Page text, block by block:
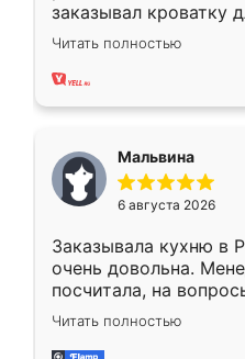
заказывал кроватку
ребёнка при его
заказал шкаф-купе.
хорошее сборка
меньше, здесь же он
Мне нравится ,если
мебели буду
Читать полностью
Мальвина
6 августа 2026
Заказывала кухню в
очень довольна.
посчитала, на
Замерщик приехал в
делу со всей
Читать полностью